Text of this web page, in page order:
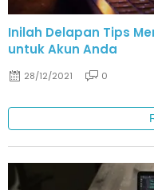
Inilah Delapan Tips
untuk Akun Anda
28/12/2021 0